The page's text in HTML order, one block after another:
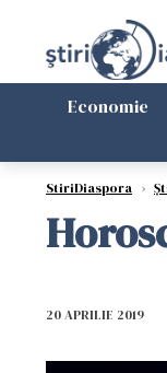
Economie
StiriDiaspora ›
20 APRILIE 2019